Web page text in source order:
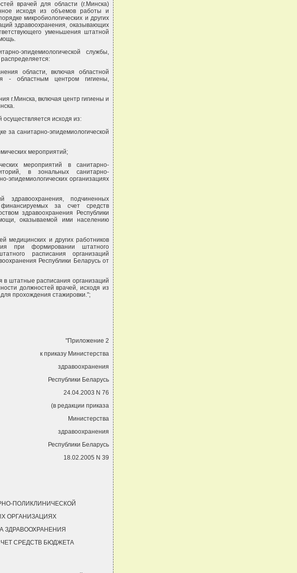
врачей для области (г.Минска)
исходя из объемов работы и
микробиологических и других
здравоохранения, оказывающих
уменьшения штатной
эпидемиологической службы,
области, включая областной
- областным центром гигиены,
г.Минска, включая центр гигиены и
исходя из:
за санитарно-эпидемиологической
мероприятий;
мероприятий в санитарно-
в зональных санитарно-
эпидемиологических организациях
здравоохранения, подчиненных
за счет средств
здравоохранения Республики
оказываемой ими населению
медицинских и других работников
при формировании штатного
расписания организаций
Республики Беларусь от
в штатные расписания организаций
должностей врачей, исходя из
прохождения стажировки.";
"Приложение 2
к приказу Министерства
здравоохранения
Республики Беларусь
24.04.2003 N 76
(в редакции приказа
Министерства
здравоохранения
Республики Беларусь
18.02.2005 N 39
ПОЛИКЛИНИЧЕСКОЙ
ОРГАНИЗАЦИЯХ
ЗДРАВООХРАНЕНИЯ
СРЕДСТВ БЮДЖЕТА